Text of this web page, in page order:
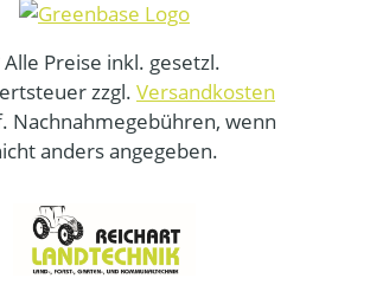
Preise inkl. gesetzl.
zzgl. Versandkosten
Nachnahmegebühren, wenn
anders angegeben.